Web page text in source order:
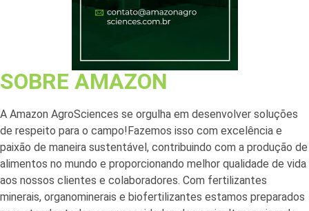
SOBRE AMAZON
A Amazon AgroSciences se orgulha em desenvolver soluções
de respeito para o campo!Fazemos isso com excelência e
paixão de maneira sustentável, contribuindo com a produção de
alimentos no mundo e proporcionando melhor qualidade de vida
aos nossos clientes e colaboradores. Com fertilizantes
minerais, organominerais e biofertilizantes estamos preparados